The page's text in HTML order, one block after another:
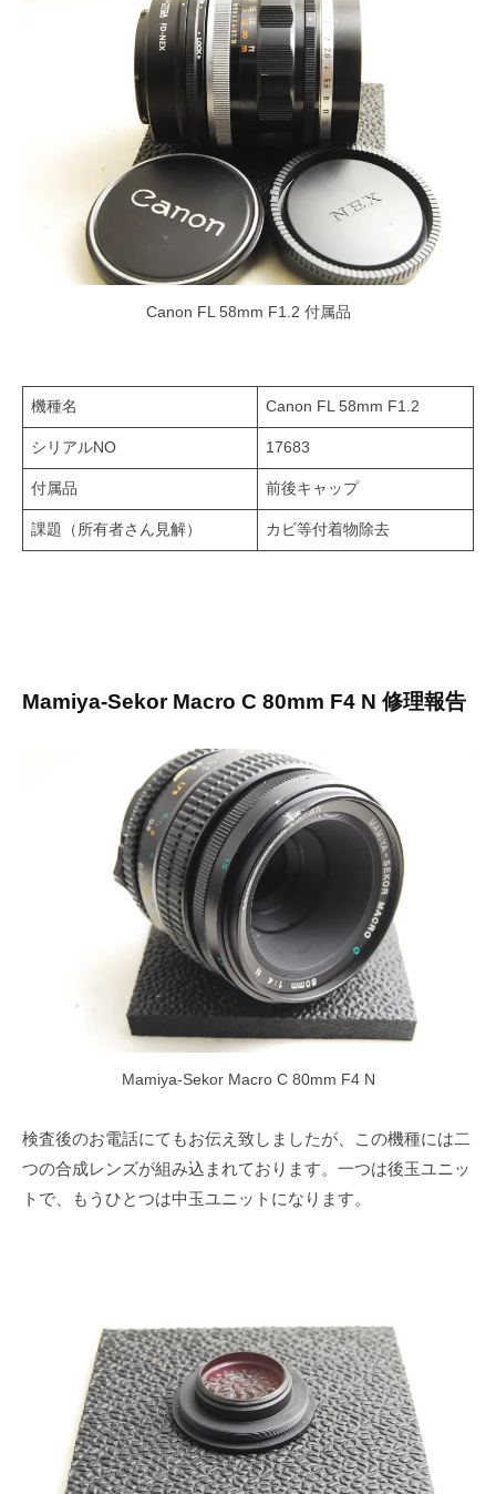
Canon FL 58mm F1.2 付属品
機種名 Canon FL 58mm F1.2
シリアルNO 17683
付属品 前後キャップ
課題（所有者さん見解） カビ等付着物除去
Mamiya-Sekor Macro C 80mm F4 N 修理報告
Mamiya-Sekor Macro C 80mm F4 N
検査後のお電話にてもお伝え致しましたが、この機種には二
つの合成レンズが組み込まれております。一つは後玉ユニッ
トで、もうひとつは中玉ユニットになります。